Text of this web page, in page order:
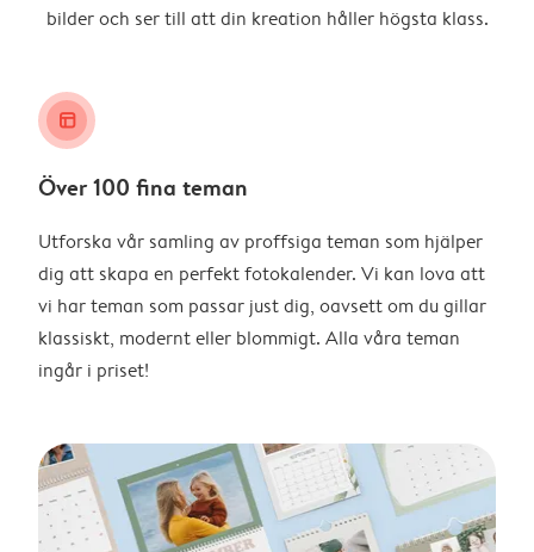
bilder och ser till att din kreation håller högsta klass.
layout_alt
Över 100 fina teman
Utforska vår samling av proffsiga teman som hjälper
dig att skapa en perfekt fotokalender. Vi kan lova att
vi har teman som passar just dig, oavsett om du gillar
klassiskt, modernt eller blommigt. Alla våra teman
ingår i priset!